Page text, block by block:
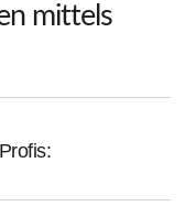
mittels